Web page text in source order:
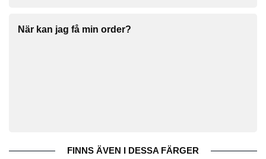
När kan jag få min order?
FINNS ÄVEN I DESSA FÄRGER